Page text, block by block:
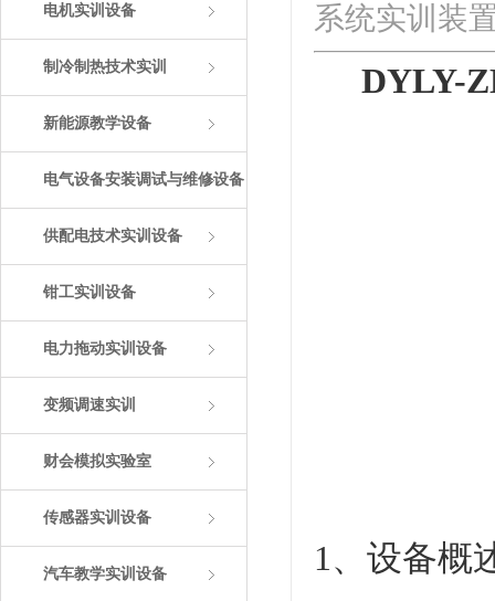
电机实训设备
制冷制热技术实训
新能源教学设备
电气设备安装调试与维修设备
供配电技术实训设备
钳工实训设备
电力拖动实训设备
变频调速实训
财会模拟实验室
传感器实训设备
汽车教学实训设备
系统实训装
DYLY-
1、设备概